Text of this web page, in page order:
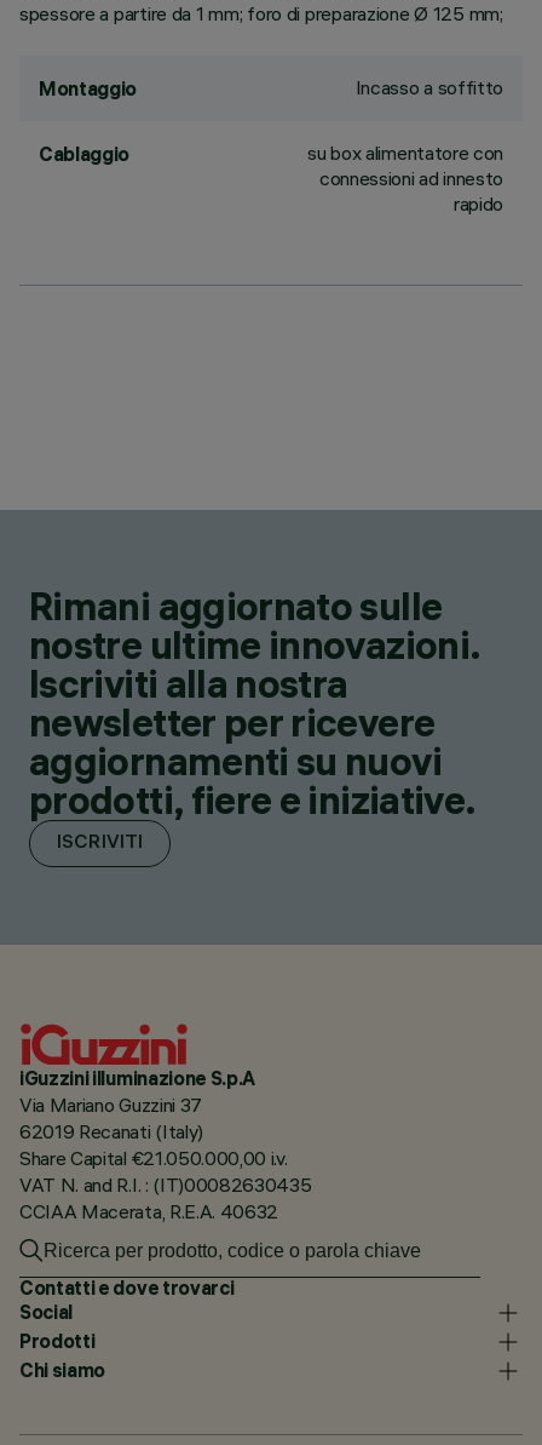
spessore a partire da 1 mm; foro di preparazione Ø 125 mm;
Montaggio Incasso a soffitto
Cablaggio
su box alimentatore con
connessioni ad innesto
rapido
Rimani aggiornato sulle
nostre ultime innovazioni.
Iscriviti alla nostra
newsletter per ricevere
aggiornamenti su nuovi
prodotti, fiere e iniziative.
ISCRIVITI
iGuzzini illuminazione S.p.A
Via Mariano Guzzini 37
62019 Recanati (Italy)
Share Capital €21.050.000,00 i.v.
VAT N. and R.I. : (IT)00082630435
CCIAA Macerata, R.E.A. 40632
Contatti e dove trovarci
Social
Prodotti
Chi siamo